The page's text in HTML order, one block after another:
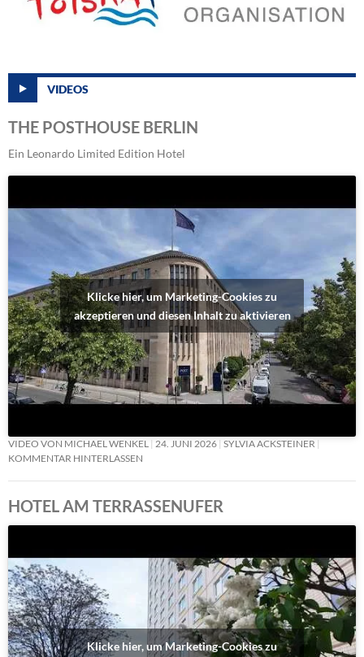
VIDEOS
THE POSTHOUSE BERLIN
Ein Leonardo Limited Edition Hotel
Klicke hier, um Marketing-Cookies zu
akzeptieren und diesen Inhalt zu aktivieren
VIDEO VON MICHAEL WENKEL 24. JUNI 2026 SYLVIA ACKSTEINER
KOMMENTAR HINTERLASSEN
HOTEL AM TERRASSENUFER
Klicke hier, um Marketing-Cookies zu